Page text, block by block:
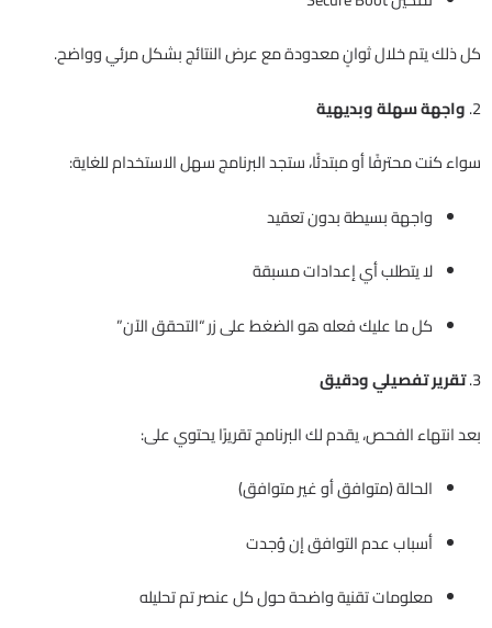
كل ذلك يتم خلال ثوانٍ معدودة مع عرض النتائج بشكل مرئي وواضح.
2. واجهة سهلة وبديهية
سواء كنت محترفًا أو مبتدئًا، ستجد البرنامج سهل الاستخدام للغاية:
واجهة بسيطة بدون تعقيد
لا يتطلب أي إعدادات مسبقة
كل ما عليك فعله هو الضغط على زر “التحقق الآن”
3. تقرير تفصيلي ودقيق
بعد انتهاء الفحص، يقدم لك البرنامج تقريرًا يحتوي على:
الحالة (متوافق أو غير متوافق)
أسباب عدم التوافق إن وُجدت
معلومات تقنية واضحة حول كل عنصر تم تحليله